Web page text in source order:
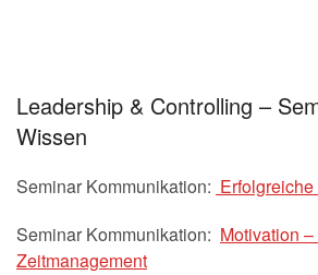
Leadership & Controlling –
Wissen
Seminar Kommunikation:
Seminar Kommunikation: Motivation
Zeitmanagement